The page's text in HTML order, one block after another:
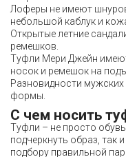
Лоферы не имеют
небольшой каблук и
Открытые летние
ремешков.
Туфли Мери Джейн
носок и ремешок на
Разновидности мужских
формы.
С чем носить
Туфли – не просто
подчеркнуть образ, так
подбору правильной